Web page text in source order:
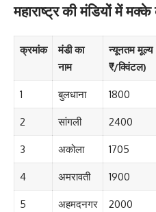
महाराष्ट्र की मंडियों में मक्के
क्रमांक
मंडी का
नाम
न्यूनतम मूल्य
₹/क्विंटल)
1 बुलधाना 1800
2 सांगली 2400
3 अकोला 1705
4 अमरावती 1900
5 अहमदनगर 2000